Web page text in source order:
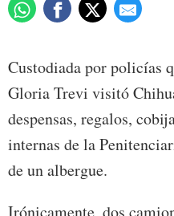
Custodiada por policías
Gloria Trevi visitó
despensas, regalos,
internas de la
de un albergue.